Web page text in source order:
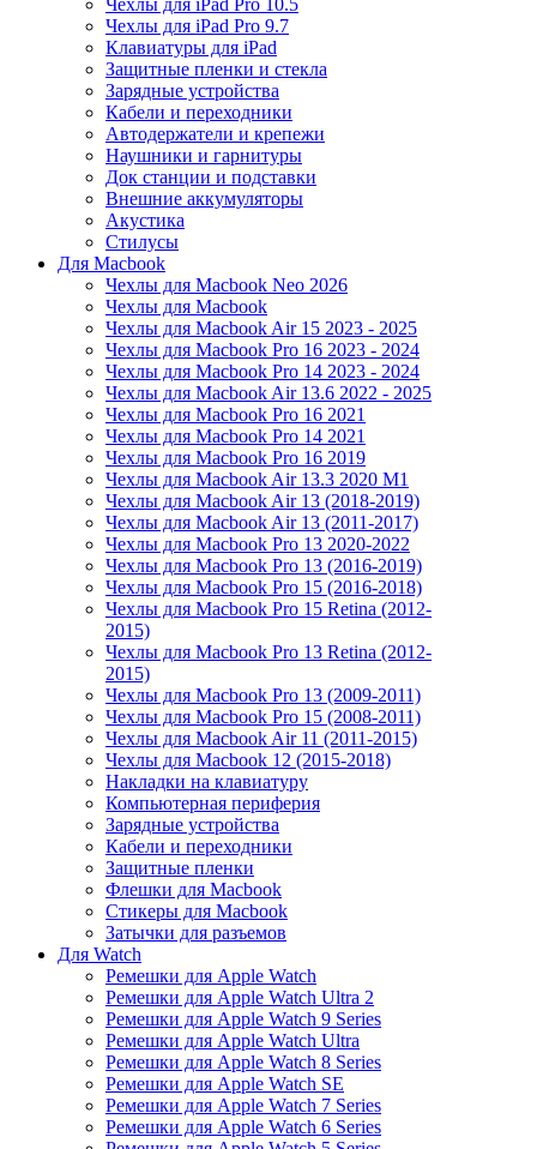
Чехлы для iPad Pro 10.5
Чехлы для iPad Pro 9.7
Клавиатуры для iPad
Защитные пленки и стекла
Зарядные устройства
Кабели и переходники
Автодержатели и крепежи
Наушники и гарнитуры
Док станции и подставки
Внешние аккумуляторы
Акустика
Стилусы
Для Macbook
Чехлы для Macbook Neo 2026
Чехлы для Macbook
Чехлы для Macbook Air 15 2023 - 2025
Чехлы для Macbook Pro 16 2023 - 2024
Чехлы для Macbook Pro 14 2023 - 2024
Чехлы для Macbook Air 13.6 2022 - 2025
Чехлы для Macbook Pro 16 2021
Чехлы для Macbook Pro 14 2021
Чехлы для Macbook Pro 16 2019
Чехлы для Macbook Air 13.3 2020 M1
Чехлы для Macbook Air 13 (2018-2019)
Чехлы для Macbook Air 13 (2011-2017)
Чехлы для Macbook Pro 13 2020-2022
Чехлы для Macbook Pro 13 (2016-2019)
Чехлы для Macbook Pro 15 (2016-2018)
Чехлы для Macbook Pro 15 Retina (2012-
2015)
Чехлы для Macbook Pro 13 Retina (2012-
2015)
Чехлы для Macbook Pro 13 (2009-2011)
Чехлы для Macbook Pro 15 (2008-2011)
Чехлы для Macbook Air 11 (2011-2015)
Чехлы для Macbook 12 (2015-2018)
Накладки на клавиатуру
Компьютерная периферия
Зарядные устройства
Кабели и переходники
Защитные пленки
Флешки для Macbook
Стикеры для Macbook
Затычки для разъемов
Для Watch
Ремешки для Apple Watch
Ремешки для Apple Watch Ultra 2
Ремешки для Apple Watch 9 Series
Ремешки для Apple Watch Ultra
Ремешки для Apple Watch 8 Series
Ремешки для Apple Watch SE
Ремешки для Apple Watch 7 Series
Ремешки для Apple Watch 6 Series